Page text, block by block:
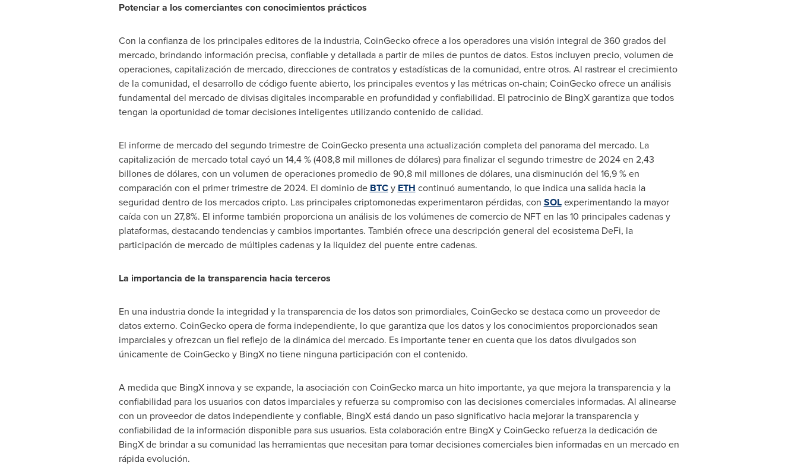
Potenciar a los comerciantes con conocimientos prácticos
Con la confianza de los principales editores de la industria, CoinGecko ofrece a los operadores una visión integral de 360 grados del
mercado, brindando información precisa, confiable y detallada a partir de miles de puntos de datos. Estos incluyen precio, volumen de
operaciones, capitalización de mercado, direcciones de contratos y estadísticas de la comunidad, entre otros. Al rastrear el crecimiento
de la comunidad, el desarrollo de código fuente abierto, los principales eventos y las métricas on-chain; CoinGecko ofrece un análisis
fundamental del mercado de divisas digitales incomparable en profundidad y confiabilidad. El patrocinio de BingX garantiza que todos
tengan la oportunidad de tomar decisiones inteligentes utilizando contenido de calidad.
El informe de mercado del segundo trimestre de CoinGecko presenta una actualización completa del panorama del mercado. La
capitalización de mercado total cayó un 14,4 % (408,8 mil millones de dólares) para finalizar el segundo trimestre de 2024 en 2,43
billones de dólares, con un volumen de operaciones promedio de 90,8 mil millones de dólares, una disminución del 16,9 % en
comparación con el primer trimestre de 2024. El dominio de BTCy ETH continuó aumentando, lo que indica una salida hacia la
seguridad dentro de los mercados cripto. Las principales criptomonedas experimentaron pérdidas, con SOLexperimentando la mayor
caída con un 27,8%. El informe también proporciona un análisis de los volúmenes de comercio de NFT en las 10 principales cadenas y
plataformas, destacando tendencias y cambios importantes. También ofrece una descripción general del ecosistema DeFi, la
participación de mercado de múltiples cadenas y la liquidez del puente entre cadenas.
La importancia de la transparencia hacia terceros
En una industria donde la integridad y la transparencia de los datos son primordiales, CoinGecko se destaca como un proveedor de
datos externo. CoinGecko opera de forma independiente, lo que garantiza que los datos y los conocimientos proporcionados sean
imparciales y ofrezcan un fiel reflejo de la dinámica del mercado. Es importante tener en cuenta que los datos divulgados son
únicamente de CoinGecko y BingX no tiene ninguna participación con el contenido.
A medida que BingX innova y se expande, la asociación con CoinGecko marca un hito importante, ya que mejora la transparencia y la
confiabilidad para los usuarios con datos imparciales y refuerza su compromiso con las decisiones comerciales informadas. Al alinearse
con un proveedor de datos independiente y confiable, BingX está dando un paso significativo hacia mejorar la transparencia y
confiabilidad de la información disponible para sus usuarios. Esta colaboración entre BingX y CoinGecko refuerza la dedicación de
BingX de brindar a su comunidad las herramientas que necesitan para tomar decisiones comerciales bien informadas en un mercado en
rápida evolución.